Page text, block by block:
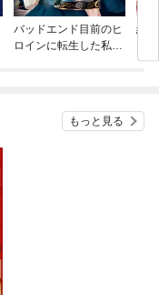
バッドエンド目前のヒ
ロインに転生した私、
結
もっと見る